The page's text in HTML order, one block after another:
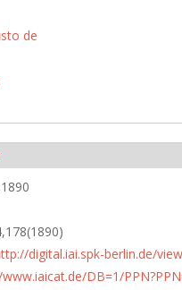
de
1890
digital.iai.spk-berlin.de/
DB=1/